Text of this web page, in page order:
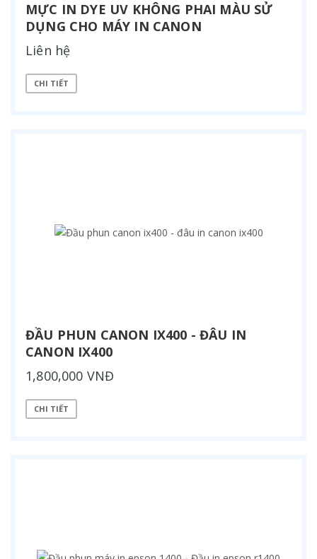
MỰC IN DYE UV KHÔNG PHAI MÀU SỬ
DỤNG CHO MÁY IN CANON
Liên hệ
CHI TIẾT
ĐẦU PHUN CANON IX400 - ĐÂU IN
CANON IX400
1,800,000 VNĐ
CHI TIẾT